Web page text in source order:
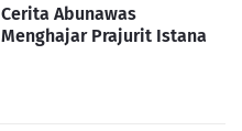
Cerita Abunawas
Menghajar Prajurit Istana